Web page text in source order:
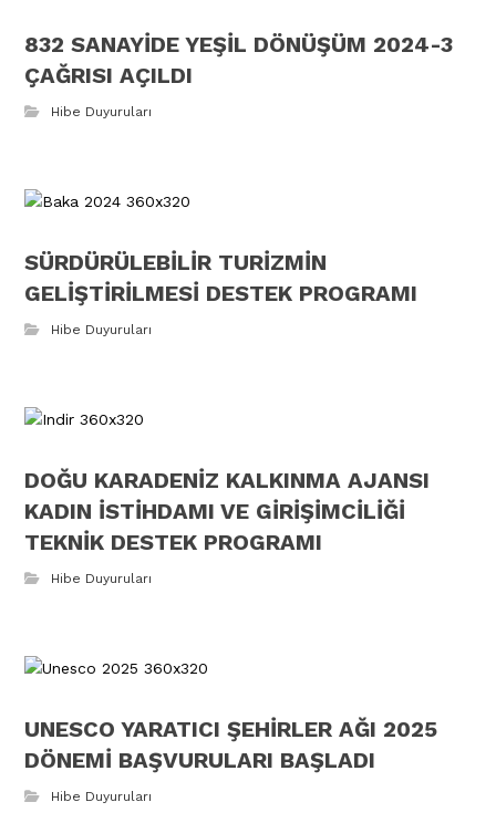
832 SANAYİDE YEŞİL DÖNÜŞÜM 2024-3
ÇAĞRISI AÇILDI
Hibe Duyuruları
SÜRDÜRÜLEBİLİR TURİZMİN
GELİŞTİRİLMESİ DESTEK PROGRAMI
Hibe Duyuruları
DOĞU KARADENİZ KALKINMA AJANSI
KADIN İSTİHDAMI VE GİRİŞİMCİLİĞİ
TEKNİK DESTEK PROGRAMI
Hibe Duyuruları
UNESCO YARATICI ŞEHİRLER AĞI 2025
DÖNEMİ BAŞVURULARI BAŞLADI
Hibe Duyuruları